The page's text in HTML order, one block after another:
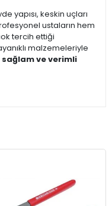
yapısı, keskin uçları
ustaların hem
tercih ettiği
malzemeleriyle
sağlam ve verimli